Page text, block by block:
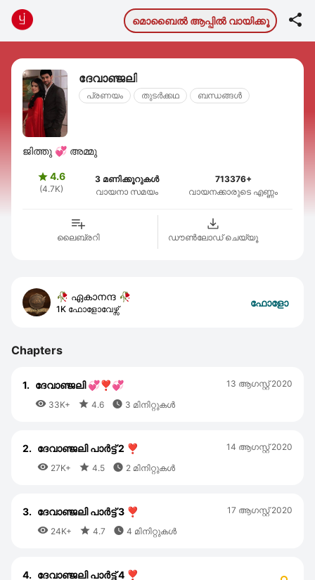
മൊബൈല്‍ ആപ്പില്‍ വായിക്കൂ 
ദേവാഞ്ജലി
പ്രണയം തുടര്‍ക്കഥ ബന്ധങ്ങള്‍
ജിത്തു 💞 അമ്മു
4.6
(4.7K)
3 മണിക്കൂറുകൾ
വായനാ സമയം
713376+
വായനക്കാരുടെ എണ്ണം
ലൈബ്രറി ഡൗണ്‍ലോഡ് ചെയ്യൂ
🥀 ഏകാനന്ദ 🥀
1K ഫോളോവേഴ്സ്
ഫോളോ
Chapters
1. ദേവാഞ്ജലി 💞❣️💞
 33K+  4.6  3 മിനിറ്റുകൾ
13 ആഗസ്റ്റ്‌ 2020
2. ദേവാഞ്ജലി പാർട്ട്‌ 2 ❣️
 27K+  4.5  2 മിനിറ്റുകൾ
14 ആഗസ്റ്റ്‌ 2020
3. ദേവാഞ്ജലി പാർട്ട്‌ 3 ❣️
 24K+  4.7  4 മിനിറ്റുകൾ
17 ആഗസ്റ്റ്‌ 2020
4. ദേവാഞ്ജലി പാർട്ട്‌ 4 ❣️